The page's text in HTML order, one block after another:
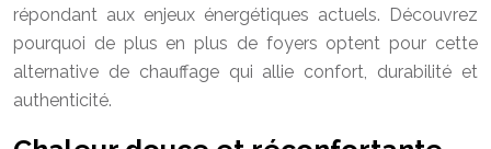
répondant aux enjeux énergétiques actuels. Découvrez
pourquoi de plus en plus de foyers optent pour cette
alternative de chauffage qui allie confort, durabilité et
authenticité.